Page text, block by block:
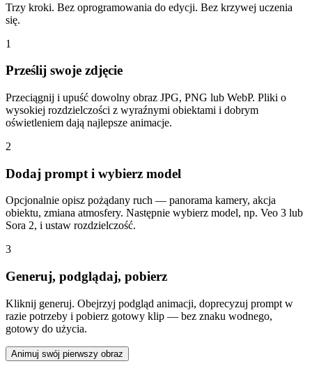
Trzy kroki. Bez oprogramowania do edycji. Bez krzywej uczenia
się.
1
Prześlij swoje zdjęcie
Przeciągnij i upuść dowolny obraz JPG, PNG lub WebP. Pliki o
wysokiej rozdzielczości z wyraźnymi obiektami i dobrym
oświetleniem dają najlepsze animacje.
2
Dodaj prompt i wybierz model
Opcjonalnie opisz pożądany ruch — panorama kamery, akcja
obiektu, zmiana atmosfery. Następnie wybierz model, np. Veo 3 lub
Sora 2, i ustaw rozdzielczość.
3
Generuj, podglądaj, pobierz
Kliknij generuj. Obejrzyj podgląd animacji, doprecyzuj prompt w
razie potrzeby i pobierz gotowy klip — bez znaku wodnego,
gotowy do użycia.
Animuj swój pierwszy obraz